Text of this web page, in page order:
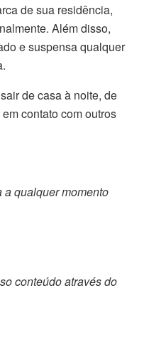
de sua residência,
Além disso,
e suspensa qualquer
de casa à noite, de
contato com outros
a qualquer momento
conteúdo através do